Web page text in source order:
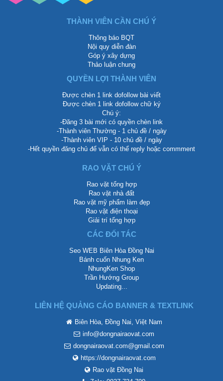
THÀNH VIÊN CẦN CHÚ Ý
Thông báo BQT
Nội quy diễn đàn
Góp ý xây dựng
Thảo luận chung
QUYỀN LỢI THÀNH VIÊN
Được chèn 1 link dofollow bài viết
Được chèn 1 link dofollow chữ ký
Chú ý:
-Đăng 3 bài mới có quyền chèn link
-Thành viên Thường - 1 chủ đề / ngày
-Thành viên VIP - 10 chủ đề / ngày
-Hết quyền đăng chủ để vẫn có thể reply hoặc commment
RAO VẶT CHÚ Ý
Rao vặt tổng hợp
Rao vặt nhà đất
Rao vặt mỹ phẩm làm đẹp
Rao vặt điện thoại
Giải trí tổng hợp
CÁC ĐỐI TÁC
Seo WEB Biên Hòa Đồng Nai
Bánh cuốn Nhung Ken
NhungKen Shop
Trần Hướng Group
Updating...
LIÊN HỆ QUẢNG CÁO BANNER & TEXTLINK
Biên Hòa, Đồng Nai, Việt Nam
info@dongnairaovat.com
dongnairaovat.com@gmail.com
https://dongnairaovat.com
Rao vặt Đồng Nai